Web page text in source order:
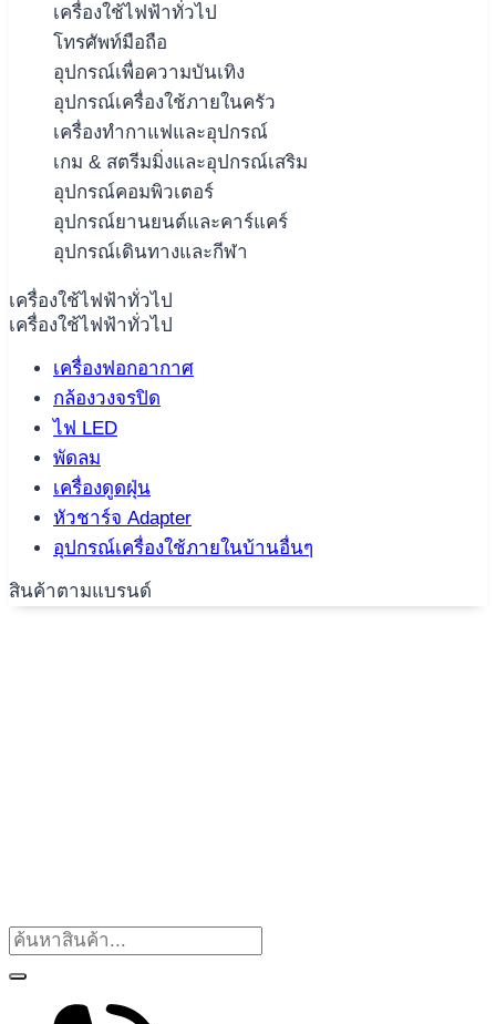
เครื่องใช้ไฟฟ้าทั่วไป
โทรศัพท์มือถือ
อุปกรณ์เพื่อความบันเทิง
อุปกรณ์เครื่องใช้ภายในครัว
เครื่องทำกาแฟและอุปกรณ์
เกม & สตรีมมิ่งและอุปกรณ์เสริม
อุปกรณ์คอมพิวเตอร์
อุปกรณ์ยานยนต์และคาร์แคร์
อุปกรณ์เดินทางและกีฬา
เครื่องใช้ไฟฟ้าทั่วไป
เครื่องใช้ไฟฟ้าทั่วไป
เครื่องฟอกอากาศ
กล้องวงจรปิด
ไฟ LED
พัดลม
เครื่องดูดฝุ่น
หัวชาร์จ Adapter
อุปกรณ์เครื่องใช้ภายในบ้านอื่นๆ
สินค้าตามแบรนด์